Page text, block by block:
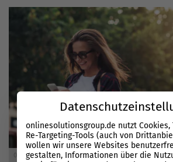
05.06.2020
onlinesolutionsgroup.de nutzt Cookies,
Re-Targeting-Tools (auch von
wollen wir unsere Websites
gestalten, Informationen über die